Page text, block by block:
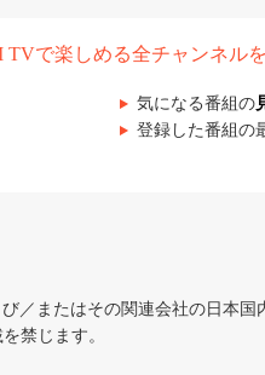
TVで楽しめる全チャンネル
気になる番組の
登録した番組の
／またはその関連会社の日本国
禁じます。